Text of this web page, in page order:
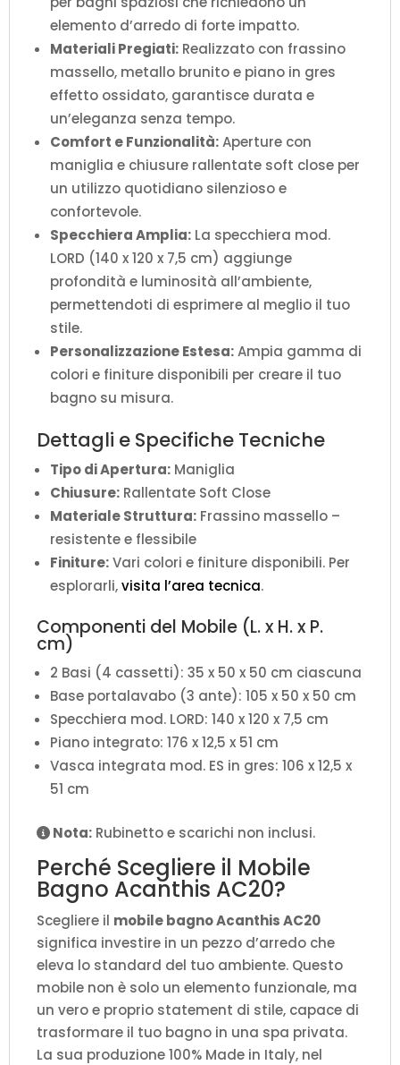
elemento d’arredo di forte impatto.
Materiali Pregiati: Realizzato con frassino
massello, metallo brunito e piano in gres
effetto ossidato, garantisce durata e
un’eleganza senza tempo.
Comfort e Funzionalità:Aperture con
maniglia e chiusure rallentate soft close per
un utilizzo quotidiano silenzioso e
confortevole.
Specchiera Amplia: La specchiera mod.
LORD (140 x 120 x 7,5 cm) aggiunge
profondità e luminosità all’ambiente,
permettendoti di esprimere al meglio il tuo
stile.
Personalizzazione Estesa:Ampia gamma di
colori e finiture disponibili per creare il tuo
bagno su misura.
Dettagli e Specifiche Tecniche
Tipo di Apertura: Maniglia
Chiusure: Rallentate Soft Close
Materiale Struttura: Frassino massello –
resistente e flessibile
Finiture:Vari colori e finiture disponibili. Per
esplorarli,visita l’area tecnica.
Componenti del Mobile (L. x H. x P.
cm)
2 Basi (4 cassetti): 35 x 50 x 50 cm ciascuna
Base portalavabo (3 ante): 105 x 50 x 50 cm
Specchiera mod. LORD: 140 x 120 x 7,5 cm
Piano integrato: 176 x 12,5 x 51 cm
Vasca integrata mod. ES in gres: 106 x 12,5 x
51 cm
Nota: Rubinetto e scarichi non inclusi.
Perché Scegliere il Mobile
Bagno Acanthis AC20?
Scegliere il mobile bagno Acanthis AC20
significa investire in un pezzo d’arredo che
eleva lo standard del tuo ambiente. Questo
mobile non è solo un elemento funzionale, ma
un vero e proprio statement di stile, capace di
trasformare il tuo bagno in una spa privata.
La sua produzione 100% Made in Italy, nel